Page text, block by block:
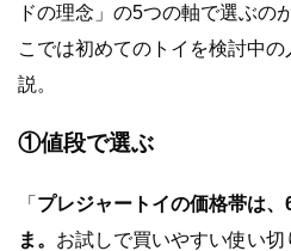
ドの理念」の5つの軸で選ぶの
こでは初めてのトイを検討中の
説。
①値段で選ぶ
「 プレジャートイの価格帯は
ま。 お試しで買いやすい使い